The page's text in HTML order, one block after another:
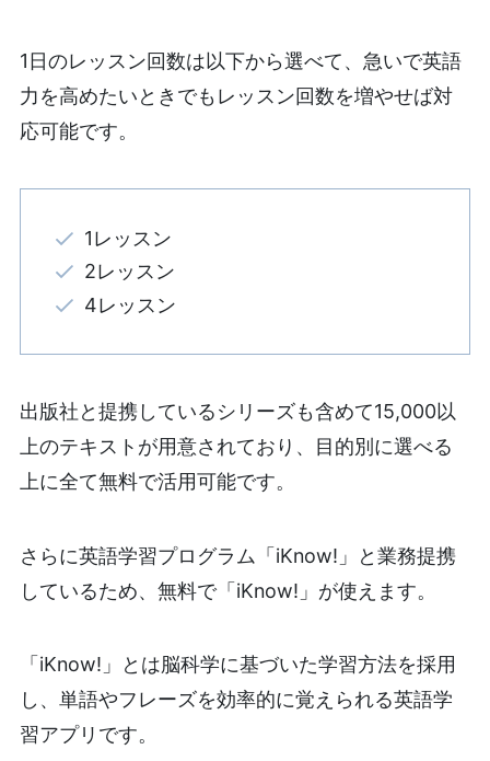
1日のレッスン回数は以下から選べて、急いで英語
力を高めたいときでもレッスン回数を増やせば対
応可能です。
1レッスン
2レッスン
4レッスン
出版社と提携しているシリーズも含めて15,000以
上のテキストが用意されており、目的別に選べる
上に全て無料で活用可能です。
さらに英語学習プログラム「iKnow!」と業務提携
しているため、無料で「iKnow!」が使えます。
「iKnow!」とは脳科学に基づいた学習方法を採用
し、単語やフレーズを効率的に覚えられる英語学
習アプリです。